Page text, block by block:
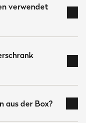
verwendet
aus der Box?